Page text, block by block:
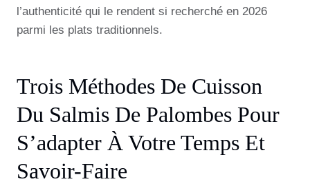
l’authenticité qui le rendent si recherché en 2026
parmi les plats traditionnels.
Trois Méthodes De Cuisson
Du Salmis De Palombes Pour
S’adapter À Votre Temps Et
Savoir-Faire